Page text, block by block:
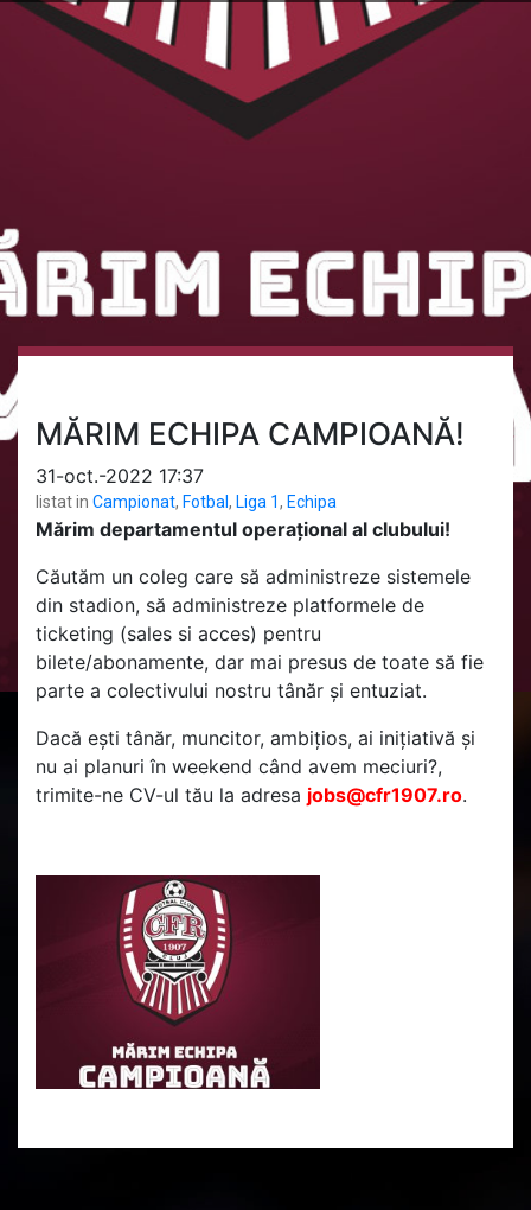
MĂRIM ECHIPA CAMPIOANĂ!
31-oct.-2022 17:37
listat in Campionat, Fotbal, Liga 1, Echipa
Mărim departamentul operațional al clubului!
Căutăm un coleg care să administreze sistemele
din stadion, să administreze platformele de
ticketing (sales si acces) pentru
bilete/abonamente, dar mai presus de toate să fie
parte a colectivului nostru tânăr și entuziat.
Dacă ești tânăr, muncitor, ambițios, ai inițiativă și
nu ai planuri în weekend când avem meciuri?,
trimite-ne CV-ul tău la adresa jobs@cfr1907.ro.